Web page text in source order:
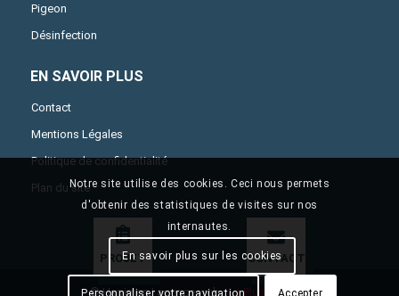
PROJET CONTACT
Pigeon
Désinfection
EN SAVOIR PLUS
Contact
Mentions Légales
Politique de confidentialité
Plan du site
© Hapimen | agence web :Le Plus Du Web
Notre site utilise des cookies. Ceci nous permets
d'obtenir des statistiques de visites sur nos
internautes.
En savoir plus sur les cookies